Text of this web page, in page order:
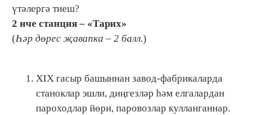
үтәлергә тиеш?
2 нче станция – «Тарих»
(Һәр дөрес җавапка – 2 балл.)
XIX гасыр башыннан завод-фабрикаларда
станоклар эшли, диңгезләр һәм елгалардан
пароходлар йөри, паровозлар кулланганнар.